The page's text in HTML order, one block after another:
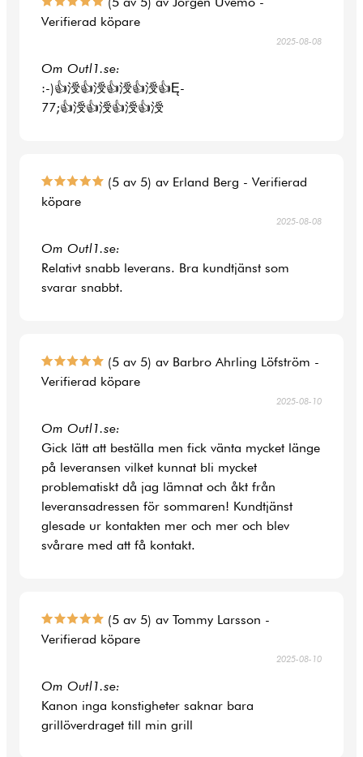
Verifierad köpare
2025-08-08
Om Outl1.se:
:-)👍涭👍涭👍涭👍涭👍Ę-
77;👍涭👍涭👍涭👍涭
(5 av 5) av Erland Berg - Verifierad
köpare
2025-08-08
Om Outl1.se:
Relativt snabb leverans. Bra kundtjänst som
svarar snabbt.
(5 av 5) av Barbro Ahrling Löfström -
Verifierad köpare
2025-08-10
Om Outl1.se:
Gick lätt att beställa men fick vänta mycket länge
på leveransen vilket kunnat bli mycket
problematiskt då jag lämnat och åkt från
leveransadressen för sommaren! Kundtjänst
glesade ur kontakten mer och mer och blev
svårare med att få kontakt.
(5 av 5) av Tommy Larsson -
Verifierad köpare
2025-08-10
Om Outl1.se:
Kanon inga konstigheter saknar bara
grillöverdraget till min grill